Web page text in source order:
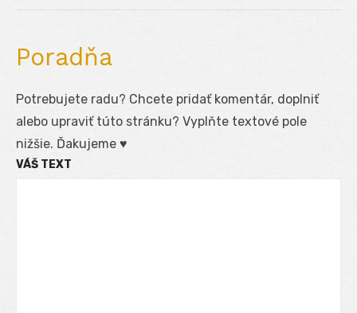
Poradňa
Potrebujete radu? Chcete pridať komentár, doplniť
alebo upraviť túto stránku? Vyplňte textové pole
nižšie. Ďakujeme ♥
VÁŠ TEXT